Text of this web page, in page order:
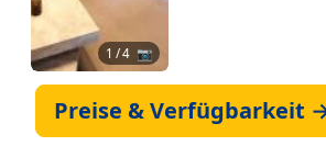
1 / 4 📷
Preise & Verfügbarkeit